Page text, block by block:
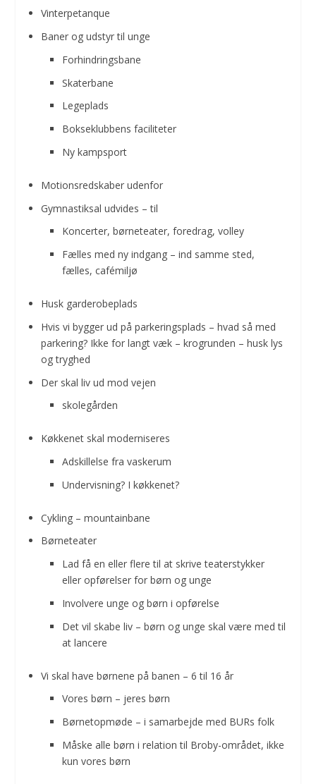
Vinterpetanque
Baner og udstyr til unge
Forhindringsbane
Skaterbane
Legeplads
Bokseklubbens faciliteter
Ny kampsport
Motionsredskaber udenfor
Gymnastiksal udvides – til
Koncerter, børneteater, foredrag, volley
Fælles med ny indgang – ind samme sted,
fælles, cafémiljø
Husk garderobeplads
Hvis vi bygger ud på parkeringsplads – hvad så med
parkering? Ikke for langt væk – krogrunden – husk lys
og tryghed
Der skal liv ud mod vejen
skolegården
Køkkenet skal moderniseres
Adskillelse fra vaskerum
Undervisning? I køkkenet?
Cykling – mountainbane
Børneteater
Lad få en eller flere til at skrive teaterstykker
eller opførelser for børn og unge
Involvere unge og børn i opførelse
Det vil skabe liv – børn og unge skal være med til
at lancere
Vi skal have børnene på banen – 6 til 16 år
Vores børn – jeres børn
Børnetopmøde – i samarbejde med BURs folk
Måske alle børn i relation til Broby-området, ikke
kun vores børn